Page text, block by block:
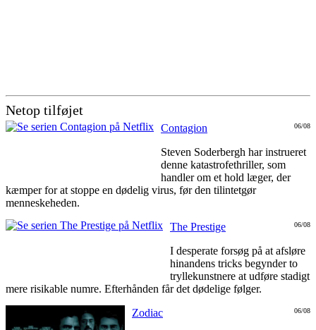
Netop tilføjet
06/08
Contagion
Steven Soderbergh har instrueret
denne katastrofethriller, som
handler om et hold læger, der
kæmper for at stoppe en dødelig virus, før den tilintetgør
menneskeheden.
06/08
The Prestige
I desperate forsøg på at afsløre
hinandens tricks begynder to
tryllekunstnere at udføre stadigt
mere risikable numre. Efterhånden får det dødelige følger.
06/08
Zodiac